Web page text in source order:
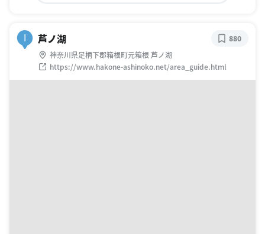
芦ノ湖
神奈川県足柄下郡箱根町元箱根 芦ノ湖
https://www.hakone-ashinoko.net/area_guide.html
880